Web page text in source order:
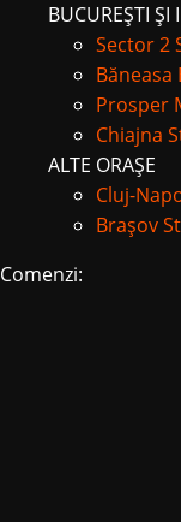
BUCUREȘTI ȘI
Sector 2
Băneasa
Prosper
Chiajna
ALTE ORAȘE
Cluj-
Brașov
Comenzi: